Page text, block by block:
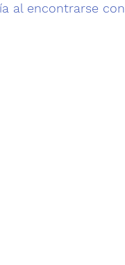
al encontrarse con